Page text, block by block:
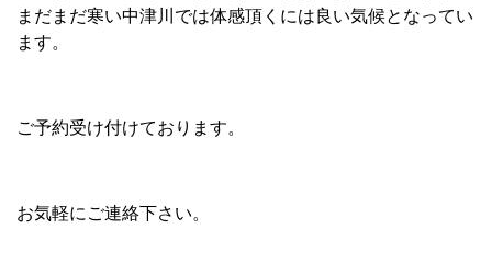
まだまだ寒い中津川では体感頂くには良い気候となってい
ます。
ご予約受け付けております。
お気軽にご連絡下さい。